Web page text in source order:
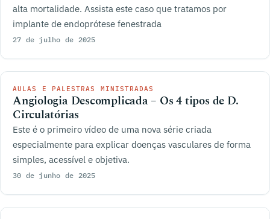
alta mortalidade. Assista este caso que tratamos por
implante de endoprótese fenestrada
27 de julho de 2025
AULAS E PALESTRAS MINISTRADAS
Angiologia Descomplicada – Os 4 tipos de D.
Circulatórias
Este é o primeiro vídeo de uma nova série criada
especialmente para explicar doenças vasculares de forma
simples, acessível e objetiva.
30 de junho de 2025